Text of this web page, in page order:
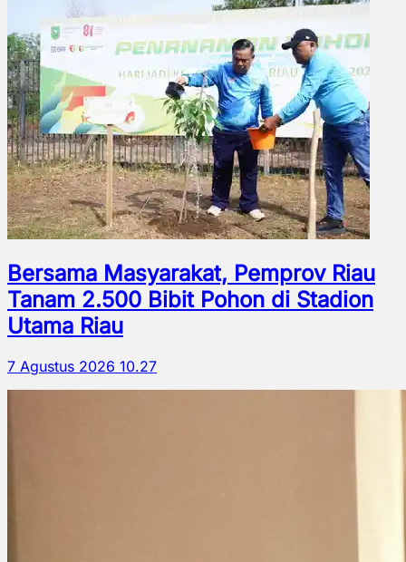
Bersama Masyarakat, Pemprov Riau
Tanam 2.500 Bibit Pohon di Stadion
Utama Riau
7 Agustus 2026 10.27